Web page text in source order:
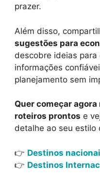
prazer.
Além disso,
sugestões para
descobre ideias
informações
planejamento sem
Quer começar agora
roteiros prontos e
detalhe ao seu estilo
👉 Destinos
👉 Destinos